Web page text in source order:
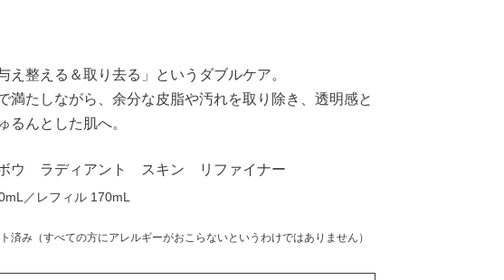
え整える＆取り去る」というダブルケア。
満たしながら、余分な皮脂や汚れを取り除き、透明感と
るんとした肌へ。
ウ ラディアント スキン リファイナー
／レフィル 170mL
済み（すべての方にアレルギーがおこらないというわけではありません）